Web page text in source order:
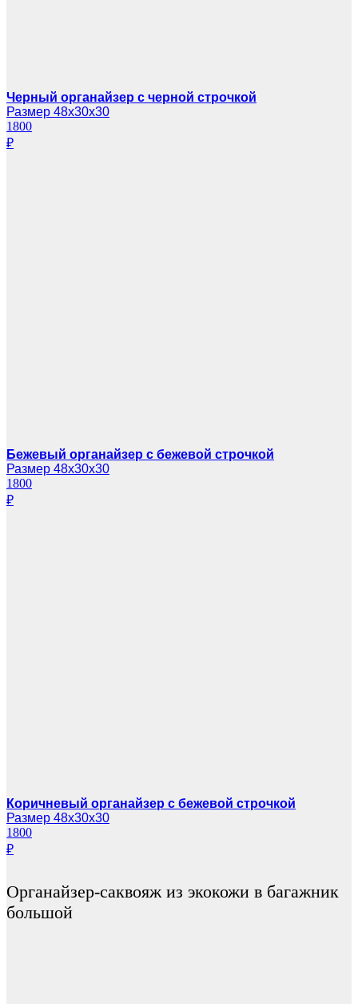
Черный органайзер с черной строчкой
Размер 48х30х30
1800
₽
Бежевый органайзер с бежевой строчкой
Размер 48х30х30
1800
₽
Коричневый органайзер с бежевой строчкой
Размер 48х30х30
1800
₽
Органайзер-саквояж из экокожи в багажник
большой